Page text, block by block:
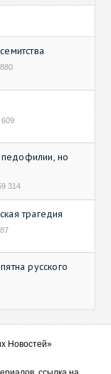
609
педофилии, но
314
трагедия
русского
Новостей»